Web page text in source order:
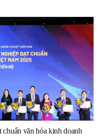
văn hóa kinh doanh